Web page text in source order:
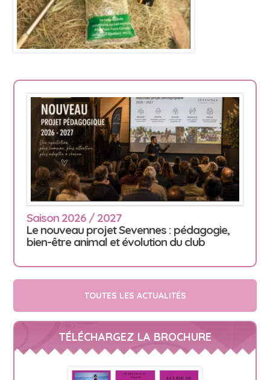
Saison 2026 / 2027
Le nouveau projet Sevennes : pédagogie,
bien-être animal et évolution du club
TOUTES LES ACTUALITÉS
TÉLÉCHARGEZ LA BROCHURE